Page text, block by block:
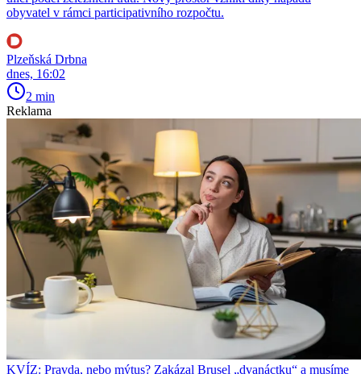
obyvatel v rámci participativního rozpočtu.
Plzeňská Drbna
dnes, 16:02
2 min
Reklama
KVÍZ: Pravda, nebo mýtus? Zakázal Brusel „dvanáctku“ a musíme